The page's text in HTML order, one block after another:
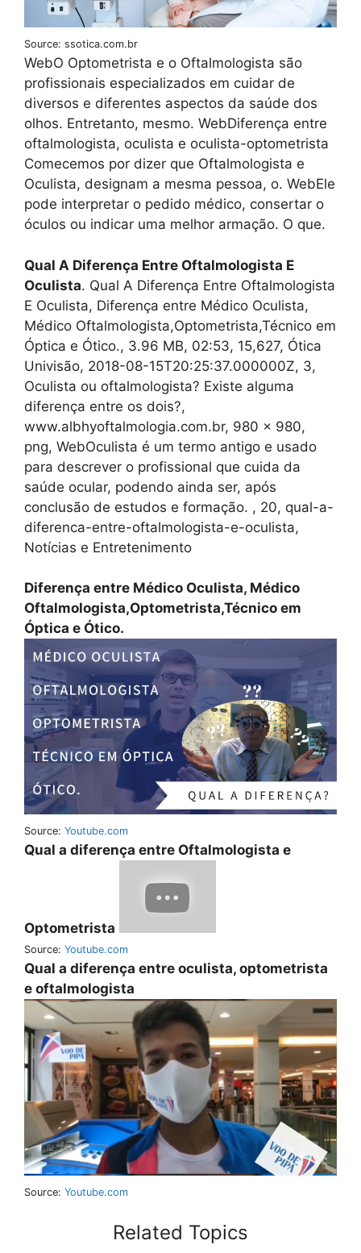
Source: ssotica.com.br
WebO Optometrista e o Oftalmologista são
profissionais especializados em cuidar de
diversos e diferentes aspectos da saúde dos
olhos. Entretanto, mesmo. WebDiferença entre
oftalmologista, oculista e oculista-optometrista
Comecemos por dizer que Oftalmologista e
Oculista, designam a mesma pessoa, o. WebEle
pode interpretar o pedido médico, consertar o
óculos ou indicar uma melhor armação. O que.
Qual A Diferença Entre Oftalmologista E
Oculista. Qual A Diferença Entre Oftalmologista
E Oculista, Diferença entre Médico Oculista,
Médico Oftalmologista,Optometrista,Técnico em
Óptica e Ótico., 3.96 MB, 02:53, 15,627, Ótica
Univisão, 2018-08-15T20:25:37.000000Z, 3,
Oculista ou oftalmologista? Existe alguma
diferença entre os dois?,
www.albhyoftalmologia.com.br, 980 x 980,
png, WebOculista é um termo antigo e usado
para descrever o profissional que cuida da
saúde ocular, podendo ainda ser, após
conclusão de estudos e formação. , 20, qual-a-
diferenca-entre-oftalmologista-e-oculista,
Notícias e Entretenimento
Diferença entre Médico Oculista, Médico
Oftalmologista,Optometrista,Técnico em
Óptica e Ótico.
Source: Youtube.com
Qual a diferença entre Oftalmologista e
Optometrista
Source: Youtube.com
Qual a diferença entre oculista, optometrista
e oftalmologista
Source: Youtube.com
Related Topics